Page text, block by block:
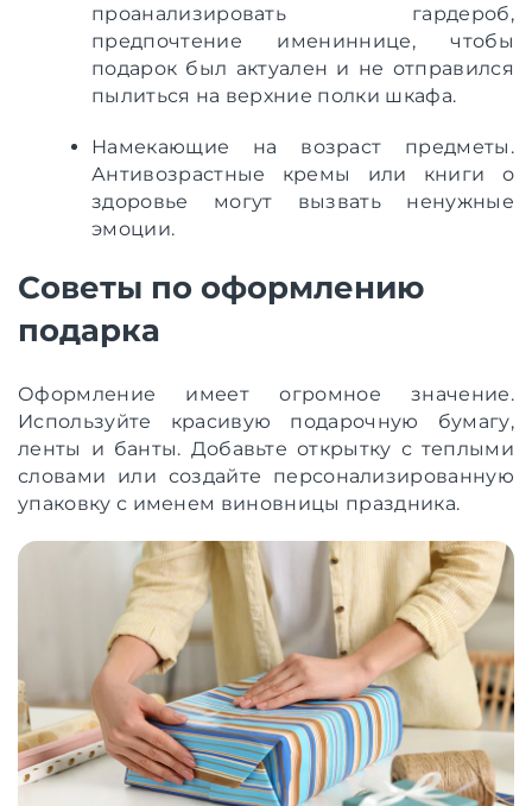
проанализировать гардероб,
предпочтение имениннице, чтобы
подарок был актуален и не отправился
пылиться на верхние полки шкафа.
Намекающие на возраст предметы.
Антивозрастные кремы или книги о
здоровье могут вызвать ненужные
эмоции.
Советы по оформлению
подарка
Оформление имеет огромное значение.
Используйте красивую подарочную бумагу,
ленты и банты. Добавьте открытку с теплыми
словами или создайте персонализированную
упаковку с именем виновницы праздника.